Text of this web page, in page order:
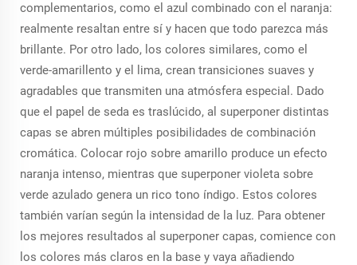
complementarios, como el azul combinado con el naranja:
realmente resaltan entre sí y hacen que todo parezca más
brillante. Por otro lado, los colores similares, como el
verde-amarillento y el lima, crean transiciones suaves y
agradables que transmiten una atmósfera especial. Dado
que el papel de seda es traslúcido, al superponer distintas
capas se abren múltiples posibilidades de combinación
cromática. Colocar rojo sobre amarillo produce un efecto
naranja intenso, mientras que superponer violeta sobre
verde azulado genera un rico tono índigo. Estos colores
también varían según la intensidad de la luz. Para obtener
los mejores resultados al superponer capas, comience con
los colores más claros en la base y vaya añadiendo